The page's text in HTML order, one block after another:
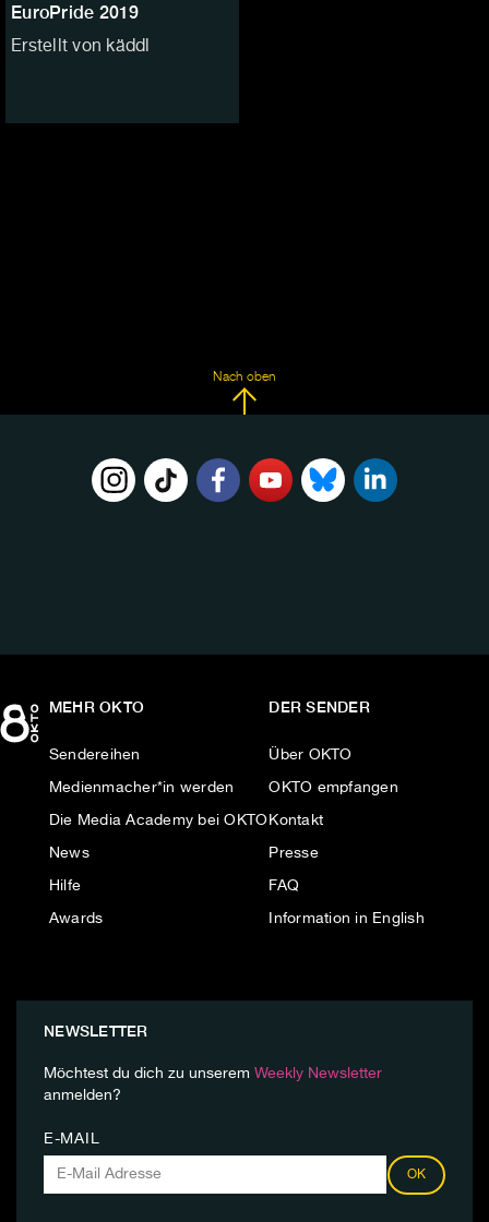
EuroPride 2019
Erstellt von käddl
Nach oben
MEHR OKTO
Sendereihen
Medienmacher*in werden
Die Media Academy bei OKTO
News
Hilfe
Awards
DER SENDER
Über OKTO
OKTO empfangen
Kontakt
Presse
FAQ
Information in English
NEWSLETTER
Möchtest du dich zu unserem Weekly Newsletter
anmelden?
E-MAIL
OK